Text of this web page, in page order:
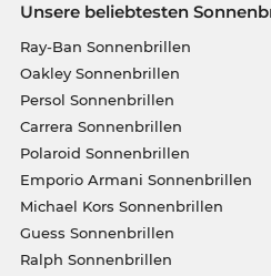
Unsere beliebtesten
Ray-Ban Sonnenbrillen
Oakley Sonnenbrillen
Persol Sonnenbrillen
Carrera Sonnenbrillen
Polaroid Sonnenbrillen
Emporio Armani Sonnenbrillen
Michael Kors Sonnenbrillen
Guess Sonnenbrillen
Ralph Sonnenbrillen